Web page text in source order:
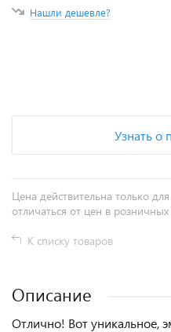
Нашли дешевле?
Узнать о
Цена действительна только
отличаться от цен в розничных
К списку товаров
Описание
Отлично! Вот уникальное,